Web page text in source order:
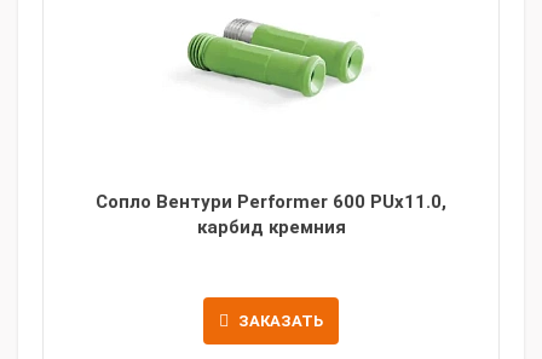
Сопло Вентури Performer 600 PUx11.0,
карбид кремния
ЗАКАЗАТЬ